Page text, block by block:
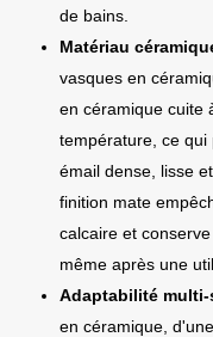
de bains.
Matériau
vasques en
en céramique cuite
température, ce
émail dense, lisse
finition mate
calcaire et
même après une
Adaptabilité multi-
en céramique,